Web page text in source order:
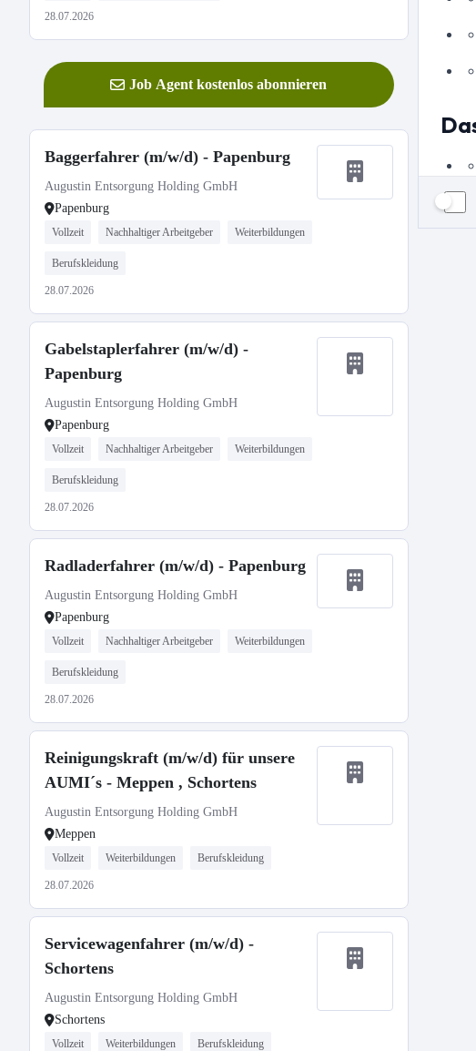
28.07.2026
Job Agent kostenlos abonnieren
Baggerfahrer (m/w/d) - Papenburg
Augustin Entsorgung Holding GmbH
Papenburg
Vollzeit Nachhaltiger Arbeitgeber Weiterbildungen
Berufskleidung
28.07.2026
Gabelstaplerfahrer (m/w/d) -
Papenburg
Augustin Entsorgung Holding GmbH
Papenburg
Vollzeit Nachhaltiger Arbeitgeber Weiterbildungen
Berufskleidung
28.07.2026
Radladerfahrer (m/w/d) - Papenburg
Augustin Entsorgung Holding GmbH
Papenburg
Vollzeit Nachhaltiger Arbeitgeber Weiterbildungen
Berufskleidung
28.07.2026
Reinigungskraft (m/w/d) für unsere
AUMI´s - Meppen , Schortens
Augustin Entsorgung Holding GmbH
Meppen
Vollzeit Weiterbildungen Berufskleidung
28.07.2026
Servicewagenfahrer (m/w/d) -
Schortens
Augustin Entsorgung Holding GmbH
Schortens
Vollzeit Weiterbildungen Berufskleidung